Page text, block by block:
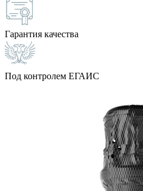
Гарантия качества
Под контролем ЕГАИС